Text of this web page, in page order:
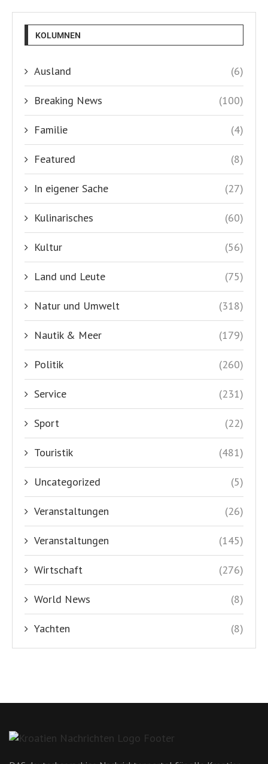
KOLUMNEN
Ausland (6)
Breaking News (100)
Familie (4)
Featured (8)
In eigener Sache (27)
Kulinarisches (60)
Kultur (56)
Land und Leute (75)
Natur und Umwelt (318)
Nautik & Meer (179)
Politik (260)
Service (231)
Sport (22)
Touristik (481)
Uncategorized (5)
Veranstaltungen (26)
Veranstaltungen (145)
Wirtschaft (276)
World News (8)
Yachten (8)